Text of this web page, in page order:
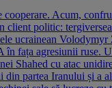
Acum,
politic:
ucrainean
fața agresiunii ruse.
Shahed cu atac
partea Iranului și